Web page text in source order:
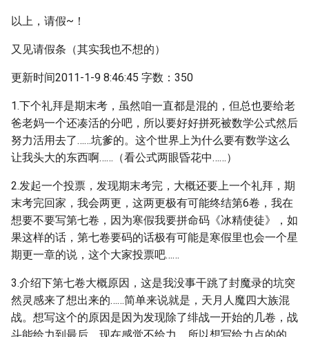
以上，请假~！
又见请假条（其实我也不想的）
更新时间2011-1-9 8:46:45 字数：350
1.下个礼拜是期末考，虽然咱一直都是混的，但总也要给老
爸老妈一个还凑活的分吧，所以要好好拼死被数学公式然后
努力活用去了……坑爹的。这个世界上为什么要有数学这么
让我头大的东西啊……（看公式两眼昏花中……）
2.发起一个投票，发现期末考完，大概还要上一个礼拜，期
末考完回家，我会两更，这两更极有可能终结第6卷，我在
想要不要写第七卷，因为寒假我要拼命码《冰精使徒》，如
果这样的话，第七卷要码的话极有可能是寒假里也会一个星
期更一章的说，这个大家投票吧……
3.介绍下第七卷大概原因，这是我没事干跳了封魔录的坑突
然灵感来了想出来的……简单来说就是，天月人魔四大族混
战。想写这个的原因是因为发现除了绯战一开始的几卷，战